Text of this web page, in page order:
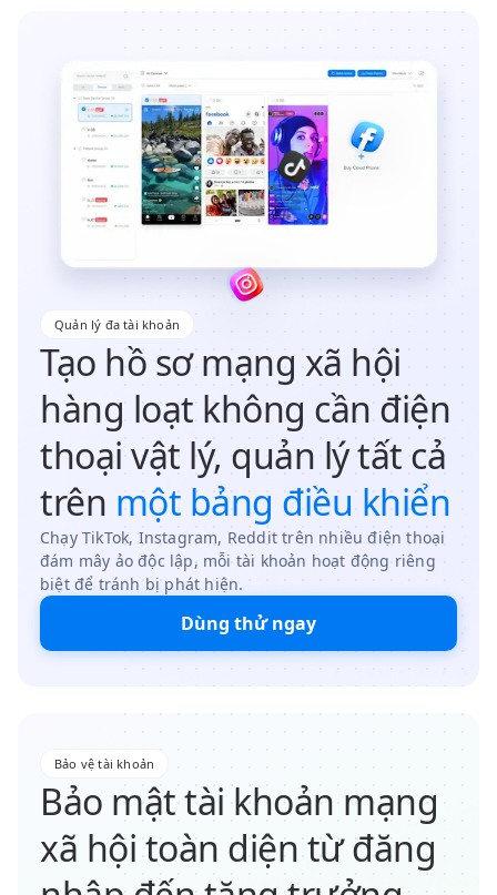
Quản lý đa tài khoản
Tạo hồ sơ mạng xã hội
hàng loạt không cần điện
thoại vật lý, quản lý tất cả
trên một bảng điều khiển
Chạy TikTok, Instagram, Reddit trên nhiều điện thoại
đám mây ảo độc lập, mỗi tài khoản hoạt động riêng
biệt để tránh bị phát hiện.
Dùng thử ngay
Bảo vệ tài khoản
Bảo mật tài khoản mạng
xã hội toàn diện từ đăng